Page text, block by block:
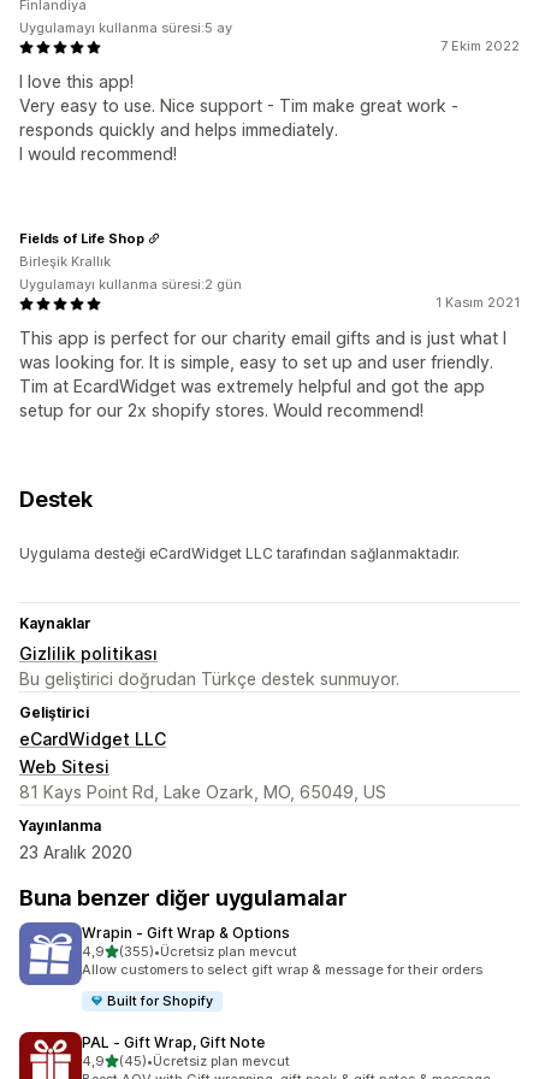
7 Ekim 2022
I love this app!
Very easy to use. Nice support - Tim make great work -
responds quickly and helps immediately.
I would recommend!
Finlandiya
Uygulamayı kullanma süresi:5 ay
1 Kasım 2021
This app is perfect for our charity email gifts and is just what I
was looking for. It is simple, easy to set up and user friendly.
Tim at EcardWidget was extremely helpful and got the app
setup for our 2x shopify stores. Would recommend!
Fields of Life Shop
Birleşik Krallık
Uygulamayı kullanma süresi:2 gün
Destek
Uygulama desteği eCardWidget LLC tarafından sağlanmaktadır.
Kaynaklar
Gizlilik politikası
Bu geliştirici doğrudan Türkçe destek sunmuyor.
Geliştirici
eCardWidget LLC
Web Sitesi
81 Kays Point Rd, Lake Ozark, MO, 65049, US
Yayınlanma
23 Aralık 2020
Buna benzer diğer uygulamalar
Wrapin ‑ Gift Wrap & Options
4,95 yıldız üzerinden
(355)
toplam 355 değerlendirme
•Ücretsiz plan mevcut
Allow customers to select gift wrap & message for their orders
Built for Shopify
PAL ‑ Gift Wrap, Gift Note
4,95 yıldız üzerinden
(45)
toplam 45 değerlendirme
•Ücretsiz plan mevcut